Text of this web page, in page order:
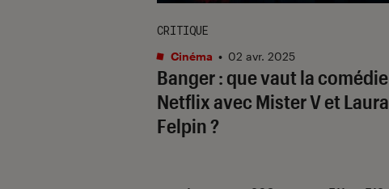
Banger: que vaut la comédie
Netflix avec Mister V et Laura
Felpin ?
CRITIQUE
Cinéma • 02 avr. 2025